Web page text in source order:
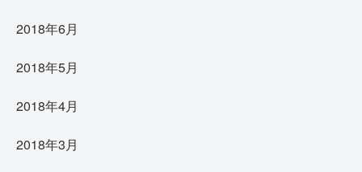
2018年6月
2018年5月
2018年4月
2018年3月